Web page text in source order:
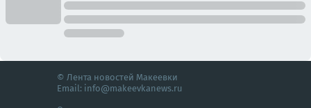
© Лента новостей Макеевки
Email: info@makeevkanews.ru